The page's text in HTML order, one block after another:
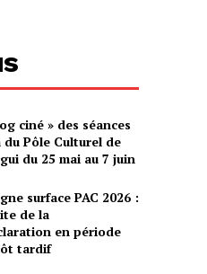
ciné » des séances
du Pôle Culturel de
du 25 mai au 7 juin
surface PAC 2026 :
de la
en période
tardif